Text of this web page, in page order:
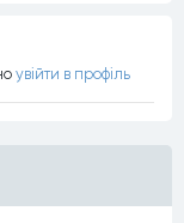
увiйти в профiль